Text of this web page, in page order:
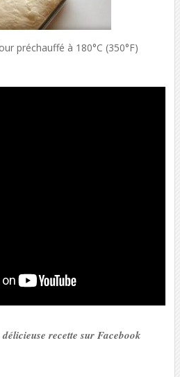
préchauffé à 180°C (350°F)
recette sur Facebook